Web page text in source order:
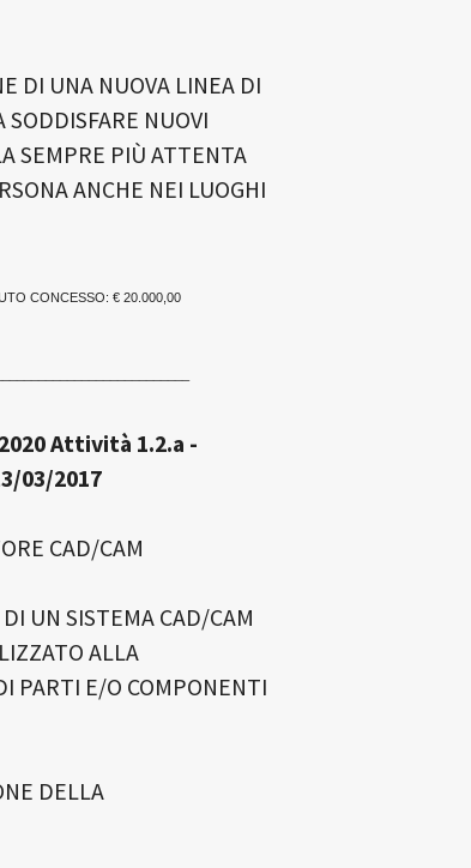
DI UNA NUOVA LINEA DI
NUOVI
SEMPRE PIÙ ATTENTA
ANCHE NEI LUOGHI
CONCESSO: € 20.000,00
Attività 1.2.a -
03/2017
CAD/CAM
UN SISTEMA CAD/CAM
ALLA
PARTI E/O COMPONENTI
DELLA